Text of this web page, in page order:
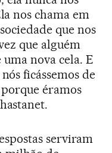
nos chama em
que nos
que alguém
nova cela. E
ficássemos de
éramos
serviram